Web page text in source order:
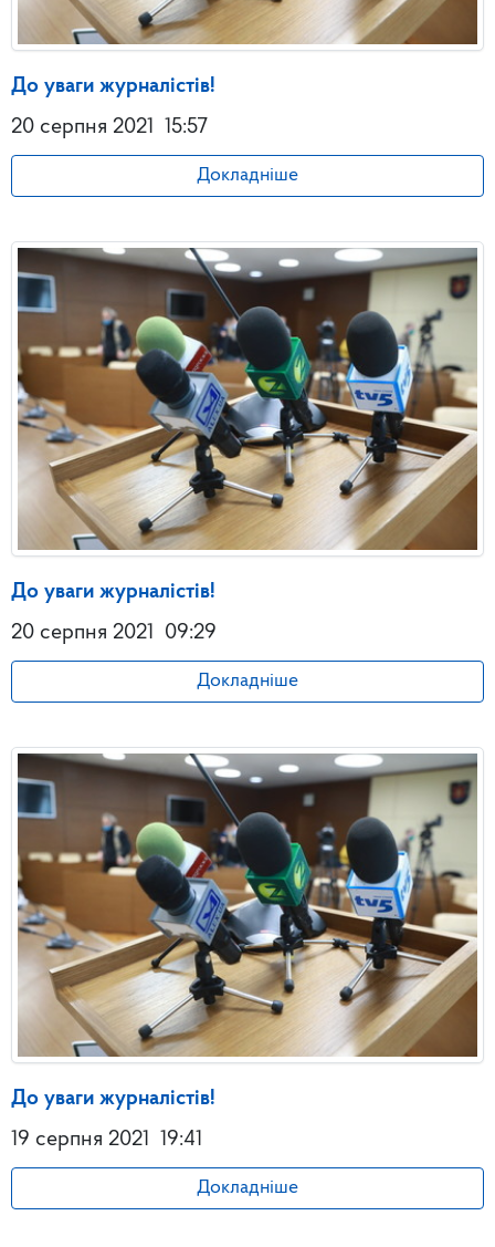
До уваги журналістів!
20 серпня 2021
15:57
Докладніше
До уваги журналістів!
20 серпня 2021 09:29
Докладніше
До уваги журналістів!
19 серпня 2021
19:41
Докладніше